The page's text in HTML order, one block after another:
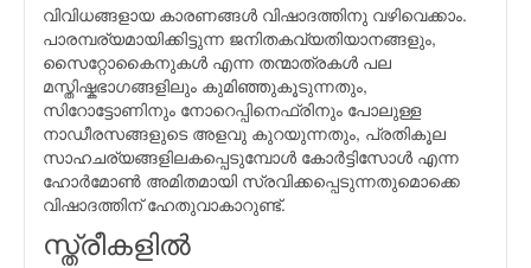
വിവിധങ്ങളായ കാരണങ്ങള്‍ വിഷാദത്തിനു വഴിവെക്കാം.
പാരമ്പര്യമായിക്കിട്ടുന്ന ജനിതകവ്യതിയാനങ്ങളും,
സൈറ്റോകൈനുകള്‍ എന്ന തന്മാത്രകള്‍ പല
മസ്തിഷ്കഭാഗങ്ങളിലും കുമിഞ്ഞുകൂടുന്നതും,
സിറോട്ടോണിനും നോറെപ്പിനെഫ്രിനും പോലുള്ള
നാഡീരസങ്ങളുടെ അളവു കുറയുന്നതും, പ്രതികൂല
സാഹചര്യങ്ങളിലകപ്പെടുമ്പോള്‍ കോര്‍ട്ടിസോള്‍ എന്ന
ഹോര്‍മോണ്‍ അമിതമായി സ്രവിക്കപ്പെടുന്നതുമൊക്കെ
വിഷാദത്തിന് ഹേതുവാകാറുണ്ട്.
സ്ത്രീകളില്‍